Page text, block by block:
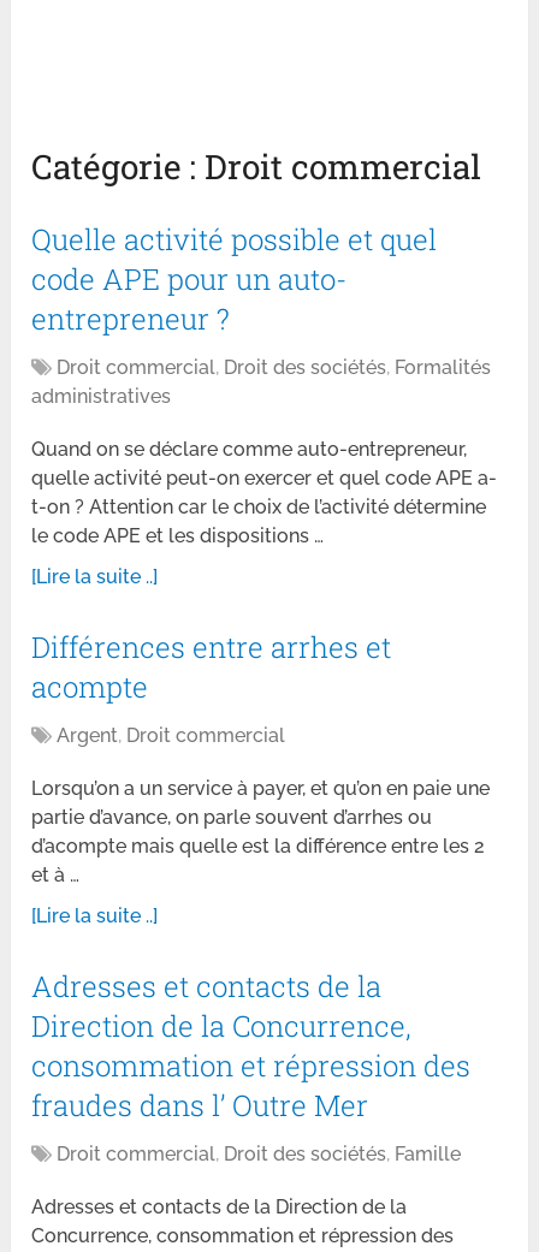
Catégorie : Droit commercial
Quelle activité possible et quel
code APE pour un auto-
entrepreneur ?
Droit commercial, Droit des sociétés, Formalités
administratives
Quand on se déclare comme auto-entrepreneur,
quelle activité peut-on exercer et quel code APE a-
t-on ? Attention car le choix de l’activité détermine
le code APE et les dispositions …
[Lire la suite ..]
Différences entre arrhes et
acompte
Argent, Droit commercial
Lorsqu’on a un service à payer, et qu’on en paie une
partie d’avance, on parle souvent d’arrhes ou
d’acompte mais quelle est la différence entre les 2
et à …
[Lire la suite ..]
Adresses et contacts de la
Direction de la Concurrence,
consommation et répression des
fraudes dans l’ Outre Mer
Droit commercial, Droit des sociétés, Famille
Adresses et contacts de la Direction de la
Concurrence, consommation et répression des